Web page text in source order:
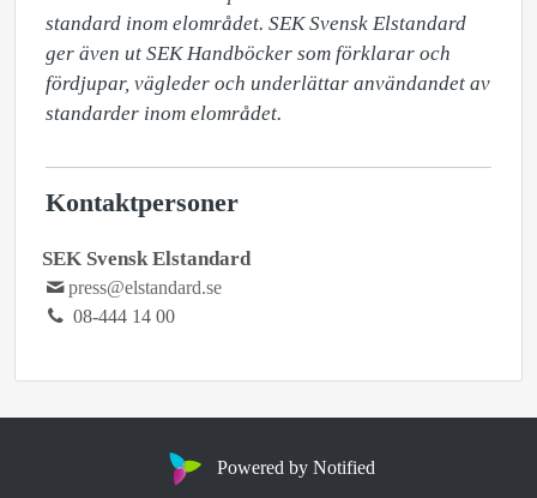
standard inom elområdet. SEK Svensk Elstandard
ger även ut SEK Handböcker som förklarar och
fördjupar, vägleder och underlättar användandet av
standarder inom elområdet.
Kontaktpersoner
SEK Svensk Elstandard
press@elstandard.se
08-444 14 00
Powered by Notified